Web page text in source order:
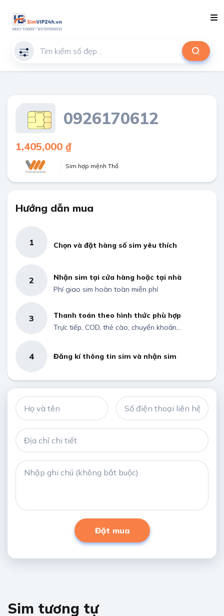
0926170612
1,405,000 ₫
Sim hợp mệnh Thổ
Hướng dẫn mua
1 Chọn và đặt hàng số sim yêu thích
2
Nhận sim tại cửa hàng hoặc tại nhà
Phí giao sim hoàn toàn miễn phí
3
Thanh toán theo hình thức phù hợp
Trực tiếp, COD, thẻ cào, chuyển khoản...
4 Đăng kí thông tin sim và nhận sim
Đặt mua
Sim tương tự